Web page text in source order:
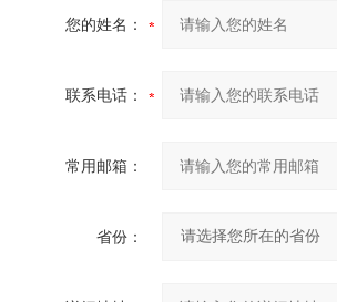
您的姓名：
联系电话：
常用邮箱：
省份：